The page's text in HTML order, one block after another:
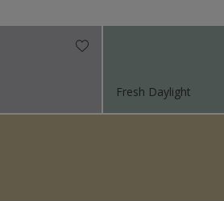
Fresh Daylight